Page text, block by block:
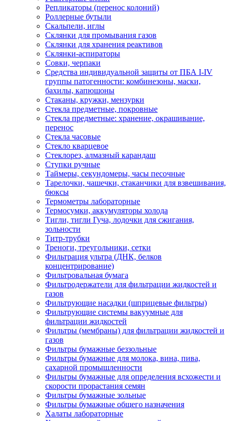
Репликаторы (перенос колоний)
Роллерные бутыли
Скальпели, иглы
Склянки для промывания газов
Склянки для хранения реактивов
Склянки-аспираторы
Совки, черпаки
Средства индивидуальной защиты от ПБА I-IV
группы патогенности: комбинезоны, маски,
бахилы, капюшоны
Стаканы, кружки, мензурки
Стекла предметные, покровные
Стекла предметные: хранение, окрашивание,
перенос
Стекла часовые
Стекло кварцевое
Стеклорез, алмазный карандаш
Ступки ручные
Таймеры, секундомеры, часы песочные
Тарелочки, чашечки, стаканчики для взвешивания,
бюксы
Термометры лабораторные
Термосумки, аккумуляторы холода
Тигли, тигли Гуча, лодочки для сжигания,
зольности
Титр-трубки
Треноги, треугольники, сетки
Фильтрация ультра (ДНК, белков
концентрирование)
Фильтровальная бумага
Фильтродержатели для фильтрации жидкостей и
газов
Фильтрующие насадки (шприцевые фильтры)
Фильтрующие системы вакуумные для
фильтрации жидкостей
Фильтры (мембраны) для фильтрации жидкостей и
газов
Фильтры бумажные беззольные
Фильтры бумажные для молока, вина, пива,
сахарной промышленности
Фильтры бумажные для определения всхожести и
скорости прорастания семян
Фильтры бумажные зольные
Фильтры бумажные общего назначения
Халаты лабораторные